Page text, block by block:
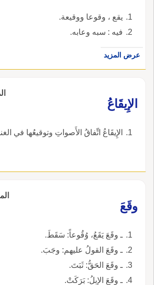
يقع ، وقوعا ووقيعة.
فيه : سبه وعابه.
عرض المزيد
الإِيقَاعُ
الإِيقَاعُ اتِّفاقُ الأَصواتِ وتوقيعُها في
وقَعَ
ـ وقَعَ يَقَعُ، وُقُوعاً: سَقَطَ.
ـ وقَعَ القولُ عليهم: وجَبَ.
ـ وقَعَ الحَقُّ: ثَبَتَ.
ـ وقَعَ الإِبِلُ: بَرَكَتْ.